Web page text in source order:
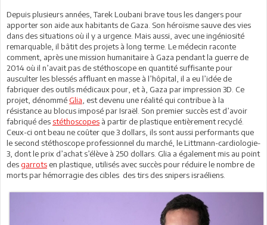
Depuis plusieurs années, Tarek Loubani brave tous les dangers pour
apporter son aide aux habitants de Gaza. Son héroïsme sauve des vies
dans des situations où il y a urgence. Mais aussi, avec une ingéniosité
remarquable, il bâtit des projets à long terme. Le médecin raconte
comment, après une mission humanitaire à Gaza pendant la guerre de
2014 où il n’avait pas de stéthoscope en quantité suffisante pour
ausculter les blessés affluant en masse à l’hôpital, il a eu l’idée de
fabriquer des outils médicaux pour, et à, Gaza par impression 3D. Ce
projet, dénommé Glia , est devenu une réalité qui contribue à la
résistance au blocus imposé par Israël. Son premier succès est d’avoir
fabriqué des stéthoscopes à partir de plastique entièrement recyclé.
Ceux-ci ont beau ne coûter que 3 dollars, ils sont aussi performants que
le second stéthoscope professionnel du marché, le Littmann-cardiologie-
3, dont le prix d’achat s’élève à 250 dollars. Glia a également mis au point
des garrots en plastique, utilisés avec succès pour réduire le nombre de
morts par hémorragie des cibles des tirs des snipers israéliens.